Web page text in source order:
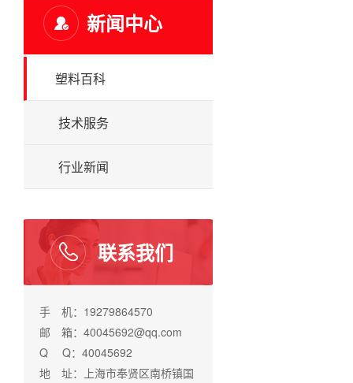
新闻中心
塑料百科
技术服务
行业新闻
联系我们
手 机：19279864570
邮 箱：40045692@qq.com
Q Q：40045692
地 址：上海市奉贤区南桥镇国